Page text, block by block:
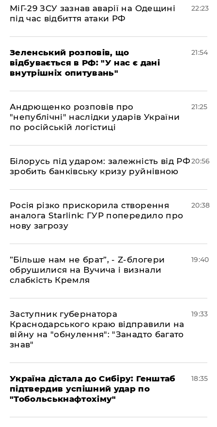
​МіГ-29 ЗСУ зазнав аварії на Одещині
під час відбиття атаки РФ
22:23
​Зеленський розповів, що
відбувається в РФ: "У нас є дані
внутрішніх опитувань"
21:54
​Андрющенко розповів про
"непублічні" наслідки ударів України
по російській логістиці
21:25
​Білорусь під ударом: залежність від РФ
зробить банківську кризу руйнівною
20:56
​Росія різко прискорила створення
аналога Starlink: ГУР попередило про
нову загрозу
20:38
​”Більше нам не брат”, - Z-блогери
обрушилися на Вучича і визнали
слабкість Кремля
19:40
​Заступник губернатора
Краснодарського краю відправили на
війну на "обнулення": "Занадто багато
знав"
19:33
​Україна дістала до Сибіру: Генштаб
підтвердив успішний удар по
"Тобольськнафтохіму"
18:35